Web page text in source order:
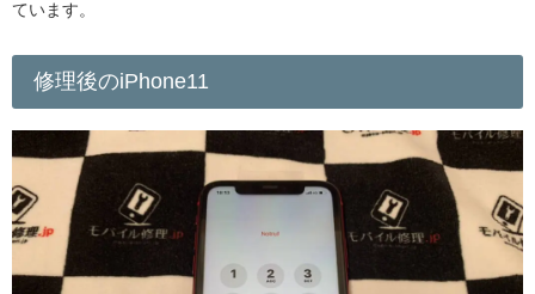
ています。
修理後のiPhone11